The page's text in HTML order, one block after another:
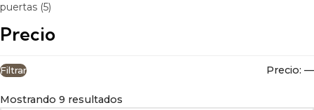
puertas (5)
Precio
Filtrar Precio: —
Mostrando 9 resultados